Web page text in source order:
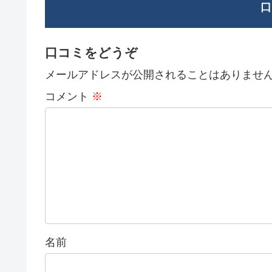
口コミをどうぞ
メールアドレスが公開されることはありません
コメント ※
名前